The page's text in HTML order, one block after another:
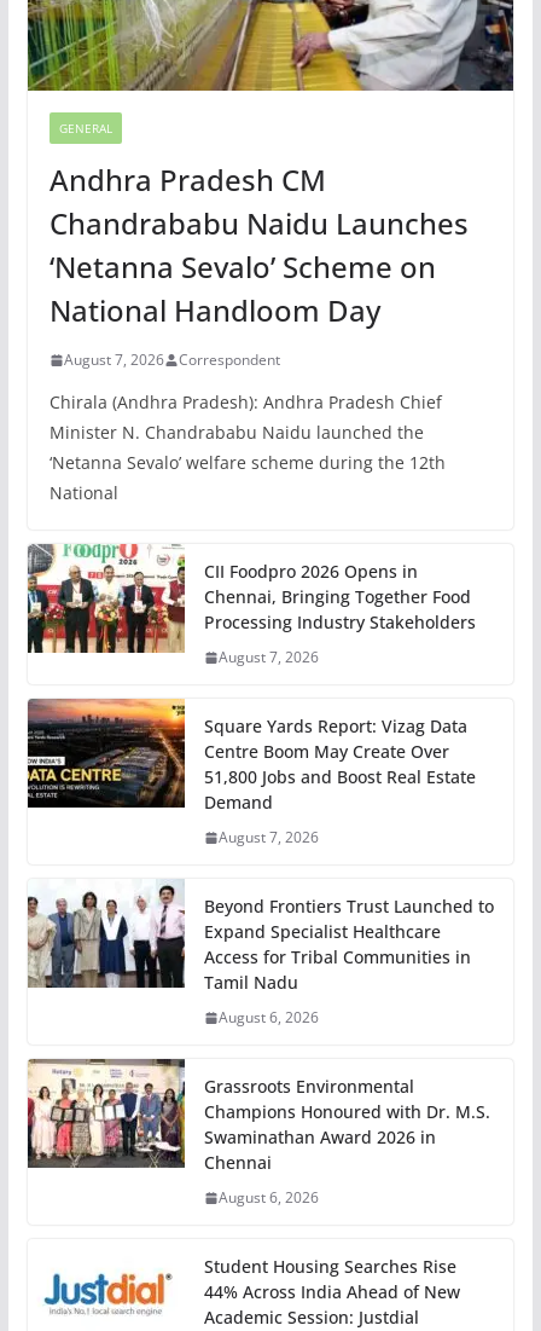
GENERAL
Andhra Pradesh CM
Chandrababu Naidu Launches
‘Netanna Sevalo’ Scheme on
National Handloom Day
August 7, 2026 Correspondent
Chirala (Andhra Pradesh): Andhra Pradesh Chief
Minister N. Chandrababu Naidu launched the
‘Netanna Sevalo’ welfare scheme during the 12th
National
CII Foodpro 2026 Opens in
Chennai, Bringing Together Food
Processing Industry Stakeholders
August 7, 2026
Square Yards Report: Vizag Data
Centre Boom May Create Over
51,800 Jobs and Boost Real Estate
Demand
August 7, 2026
Beyond Frontiers Trust Launched to
Expand Specialist Healthcare
Access for Tribal Communities in
Tamil Nadu
August 6, 2026
Grassroots Environmental
Champions Honoured with Dr. M.S.
Swaminathan Award 2026 in
Chennai
August 6, 2026
Student Housing Searches Rise
44% Across India Ahead of New
Academic Session: Justdial